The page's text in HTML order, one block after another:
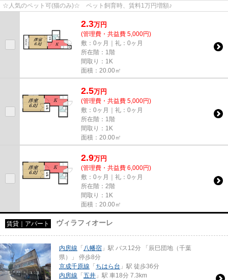
☆人気のペット可(猫のみ)☆ ペット飼育時、賃料1万円増額♪
2.3万円
(管理費・共益費 5,000円)
敷：0ヶ月｜礼：0ヶ月
所在階：1階
間取り：1K
面積：20.00㎡
2.5万円
(管理費・共益費 5,000円)
敷：0ヶ月｜礼：0ヶ月
所在階：1階
間取り：1K
面積：20.00㎡
2.9万円
(管理費・共益費 6,000円)
敷：0ヶ月｜礼：0ヶ月
所在階：2階
間取り：1K
面積：20.00㎡
賃貸｜アパート ヴィラフィオーレ
内房線 「 八幡宿 」駅 バス12分 「辰巳団地（千葉
県）」 停歩8分
京成千原線 「 ちはら台 」駅 徒歩36分
内房線 「 五井 」駅 車18分 7.3km